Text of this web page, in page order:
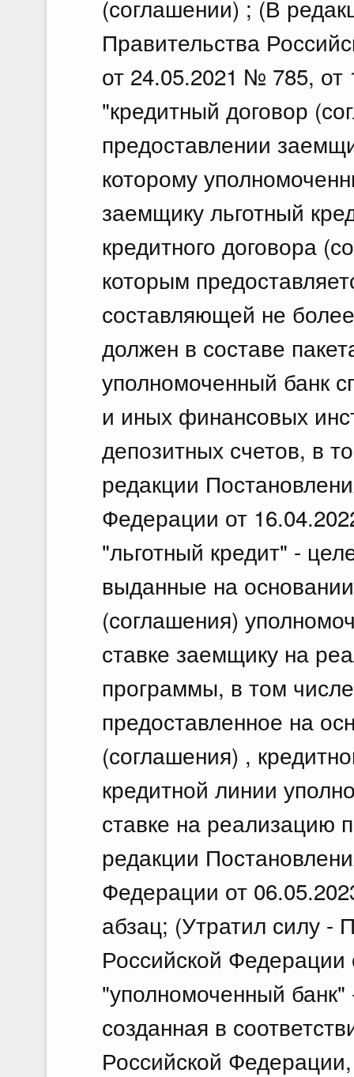
(соглашении) ; (В
Правительства
от 24.05.2021 № 785,
"кредитный договор
предоставлении
которому
заемщику льготный
кредитного договора
которым
составляющей не
должен в составе
уполномоченный банк
и иных финансовых
депозитных счетов, в
редакции
Федерации от
"льготный кредит" -
выданные на
(соглашения)
ставке заемщику на
программы, в том
предоставленное на
(соглашения) ,
кредитной линии
ставке на реализацию
редакции
Федерации от
абзац; (Утратил силу -
Российской
"уполномоченный банк"
созданная в
Российской